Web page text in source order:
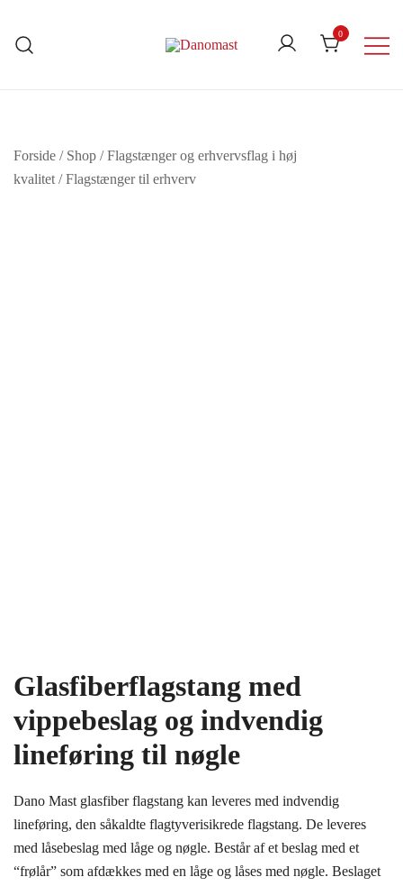
content
0
Forside / Shop /Flagstænger og erhvervsflag i høj
kvalitet /Flagstænger til erhverv
Glasfiberflagstang med
vippebeslag og indvendig
lineføring til nøgle
Dano Mast glasfiber flagstang kan leveres med indvendig
lineføring, den såkaldte flagtyverisikrede flagstang. De leveres
med låsebeslag med låge og nøgle. Består af et beslag med et
“frølår” som afdækkes med en låge og låses med nøgle. Beslaget